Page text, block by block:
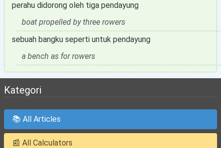
perahu didorong oleh tiga pendayung
boat propelled by three rowers
sebuah bangku seperti untuk pendayung
a bench as for rowers
Kategori
📚 All Articles
📰 All Calculators